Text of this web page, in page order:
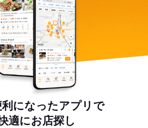
利になったアプリで
適にお店探し